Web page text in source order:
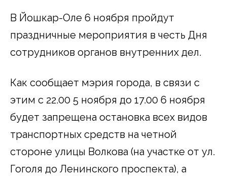
В Йошкар-Оле 6 ноября пройдут
праздничные мероприятия в честь Дня
сотрудников органов внутренних дел.
Как сообщает мэрия города, в связи с
этим с 22.00 5 ноября до 17.00 6 ноября
будет запрещена остановка всех видов
транспортных средств на четной
стороне улицы Волкова (на участке от ул.
Гоголя до Ленинского проспекта), а